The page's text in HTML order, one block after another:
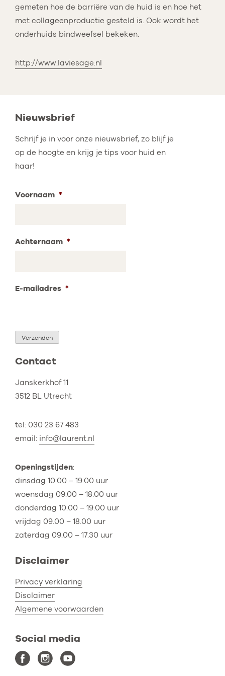
gemeten hoe de barriëre van de huid is en hoe het
met collageenproductie gesteld is. Ook wordt het
onderhuids bindweefsel bekeken.
http://www.laviesage.nl
Contact
Janskerkhof 11
3512 BL Utrecht
tel: 030 23 67 483
email: info@laurent.nl
Openingstijden:
dinsdag 10.00 – 19.00 uur
woensdag 09.00 – 18.00 uur
donderdag 10.00 – 19.00 uur
vrijdag 09.00 – 18.00 uur
zaterdag 09.00 – 17.30 uur
Nieuwsbrief
Schrijf je in voor onze nieuwsbrief, zo blijf je
op de hoogte en krijg je tips voor huid en
haar!
Voornaam *
Achternaam *
E-mailadres *
Verzenden
Disclaimer
Privacy verklaring
Disclaimer
Algemene voorwaarden
Social media